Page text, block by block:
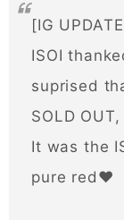
[IG
ISOI
suprised
SOLD
It was the
pure red♥️